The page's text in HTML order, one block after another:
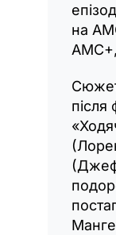
на
після